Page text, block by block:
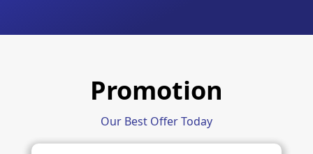
Promotion
Our Best Offer Today